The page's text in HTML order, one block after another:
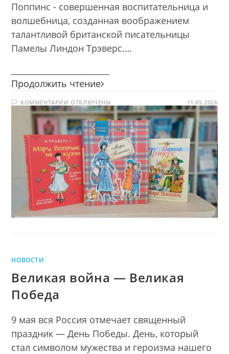
Поппинс - совершенная воспитательница и
волшебница, созданная воображением
талантливой британской писательницы
Памелы Линдон Трэверс.…
Продолжить чтение День
Мэри
Поппинс
КОММЕНТАРИИ К
ЗАПИСИ
ДЕНЬ
ОЖИДАНИЯ
МЭРИ
ПОППИНС
ОТКЛЮЧЕНЫ 11.05.2026
НОВОСТИ
Великая война — Великая
Победа
9 мая вся Россия отмечает священный
праздник — День Победы. День, который
стал символом мужества и героизма нашего